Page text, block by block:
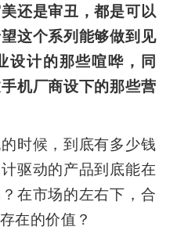
还是审丑，都是可以
这个系列能够做到见
设计的那些喧哗，同
机厂商设下的那些营
时候，到底有多少钱
驱动的产品到底能在
在市场的左右下，合
在的价值？